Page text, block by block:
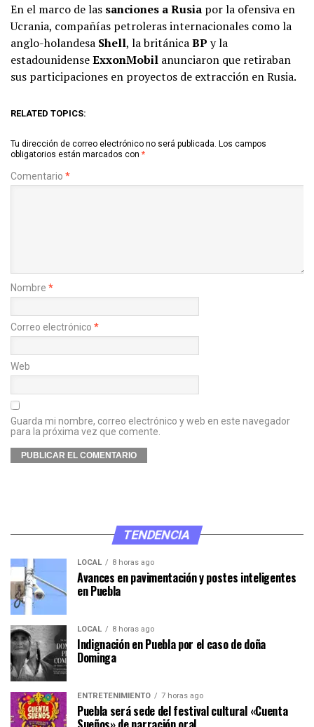
En el marco de las sanciones a Rusia por la ofensiva en
Ucrania, compañías petroleras internacionales como la
anglo-holandesa Shell, la británicaBP y la
estadounidenseExxonMobil anunciaron que retiraban
sus participaciones en proyectos de extracción en Rusia.
RELATED TOPICS:
Tu dirección de correo electrónico no será publicada. Los campos
obligatorios están marcados con *
Comentario *
Nombre *
Correo electrónico *
Web
Guarda mi nombre, correo electrónico y web en este navegador
para la próxima vez que comente.
TENDENCIA
LOCAL 8 horas ago
Avances en pavimentación y postes inteligentes
en Puebla
LOCAL 8 horas ago
Indignación en Puebla por el caso de doña
Dominga
ENTRETENIMIENTO 7 horas ago
Puebla será sede del festival cultural «Cuenta